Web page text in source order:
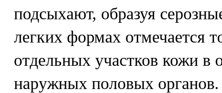
подсыхают, образуя
легких формах отмечается
отдельных участков кожи в
наружных половых органов.